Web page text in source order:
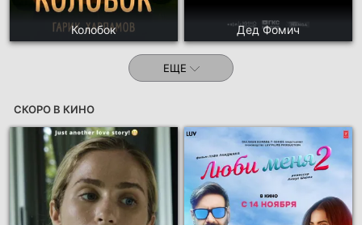
Колобок Дед Фомич
ЕЩЕ
СКОРО В КИНО